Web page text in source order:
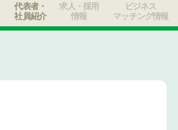
代表者・
社員紹介
求人・採用
情報
ビジネス
マッチング情報